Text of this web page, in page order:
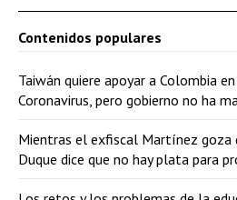
Contenidos populares
Taiwán quiere apoyar a Colombia
Coronavirus, pero gobierno no ha
Mientras el exfiscal Martínez goza
Duque dice que no hay plata para